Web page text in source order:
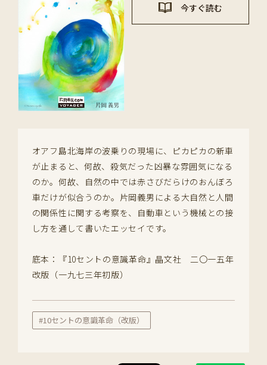
今すぐ読む
オアフ島北海岸の波乗りの現場に、ピカピカの新車
が止まると、何故、殺気だった凶暴な雰囲気になる
のか。何故、自然の中では赤さびだらけのおんぼろ
車だけが似合うのか。片岡義男による大自然と人間
の関係性に関する考察を、自動車という機械との接
し方を通して書いたエッセイです。
底本：『10セントの意識革命』晶文社 二〇一五年
改版（一九七三年初版）
#10セントの意識革命（改版）